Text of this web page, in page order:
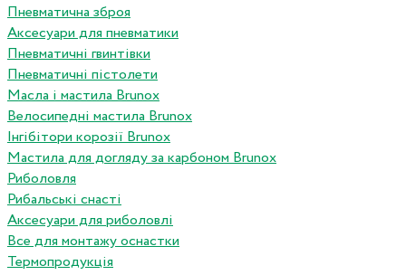
Пневматична зброя
Аксесуари для пневматики
Пневматичні гвинтівки
Пневматичні пістолети
Масла і мастила Brunox
Велосипедні мастила Brunox
Інгібітори корозії Brunox
Мастила для догляду за карбоном Brunox
Риболовля
Рибальські снасті
Аксесуари для риболовлі
Все для монтажу оснастки
Термопродукція